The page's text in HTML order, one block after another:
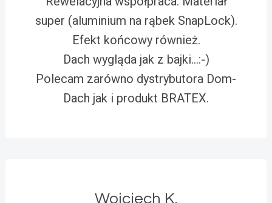
super (aluminium na rąbek SnapLock).
Efekt końcowy również.
Dach wygląda jak z bajki…:-)
Polecam zarówno dystrybutora Dom-
Dach jak i produkt BRATEX.
Wojciech K.